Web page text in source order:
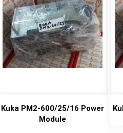
Kuka PM2-600/25/16 Power
Module